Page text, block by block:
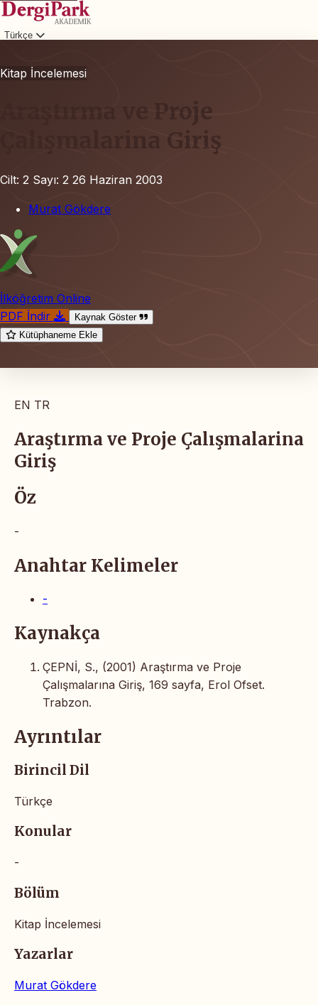
Türkçe
Kitap İncelemesi
Araştırma ve Proje
Çalışmalarina Giriş
Cilt: 2 Sayı: 2 26 Haziran 2003
Murat Gökdere
İlköğretim Online
PDF İndir
Kaynak Göster
Kütüphaneme Ekle
EN TR
Araştırma ve Proje Çalışmalarina
Giriş
Öz
-
Anahtar Kelimeler
-
Kaynakça
ÇEPNİ, S., (2001) Araştırma ve Proje
Çalışmalarına Giriş, 169 sayfa, Erol Ofset.
Trabzon.
Ayrıntılar
Birincil Dil
Türkçe
Konular
-
Bölüm
Kitap İncelemesi
Yazarlar
Murat Gökdere